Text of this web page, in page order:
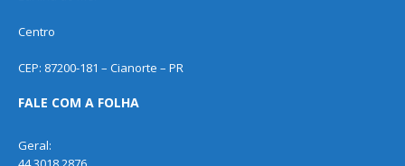
Centro
CEP: 87200-181 – Cianorte – PR
FALE COM A FOLHA
Geral: